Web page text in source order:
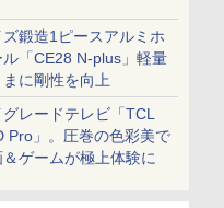
ズ鍛造1ピースアルミホ
ル「CE28 N-plus」軽量
まに剛性を向上
レードテレビ「TCL
Pro」。圧巻の色彩美で
ゲームが極上体験に